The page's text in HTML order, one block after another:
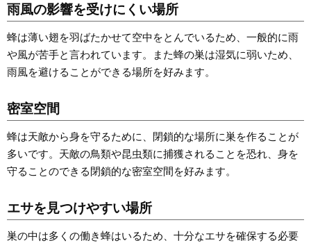
雨風の影響を受けにくい場所
蜂は薄い翅を羽ばたかせて空中をとんでいるため、一般的に雨
や風が苦手と言われています。また蜂の巣は湿気に弱いため、
雨風を避けることができる場所を好みます。
密室空間
蜂は天敵から身を守るために、閉鎖的な場所に巣を作ることが
多いです。天敵の鳥類や昆虫類に捕獲されることを恐れ、身を
守ることのできる閉鎖的な密室空間を好みます。
エサを見つけやすい場所
巣の中は多くの働き蜂はいるため、十分なエサを確保する必要